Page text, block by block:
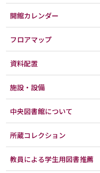
開館カレンダー
フロアマップ
資料配置
施設・設備
中央図書館について
所蔵コレクション
教員による学生用図書推薦